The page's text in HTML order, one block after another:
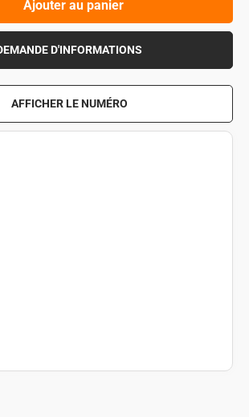
Ajouter au panier
D'INFORMATIONS
AFFICHER LE NUMÉRO